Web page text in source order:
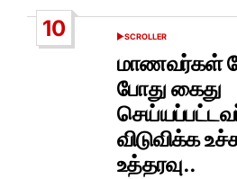
10
POSTED
SCROLLER
மாணவர்கள்
போது கைது
விடுவிக்க
உத்தரவு..